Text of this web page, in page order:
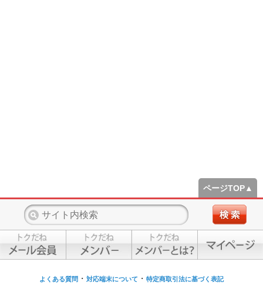
ページTOP▲
よくある質問 ・ 対応端末について ・ 特定商取引法に基づく表記